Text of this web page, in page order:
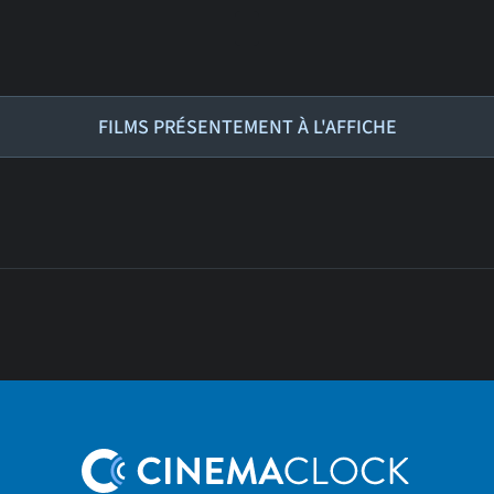
FILMS PRÉSENTEMENT À L'AFFICHE